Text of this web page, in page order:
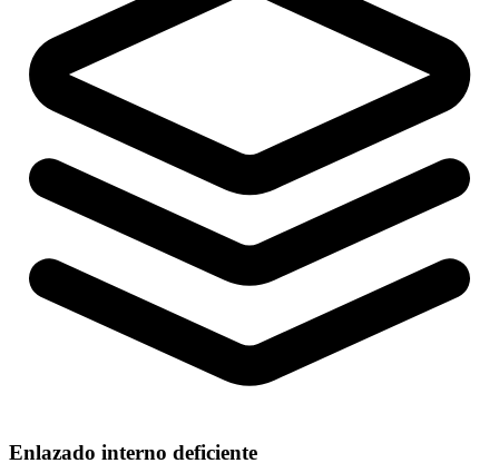
Enlazado interno deficiente